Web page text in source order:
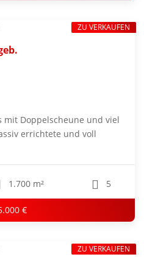
mit Doppelscheune und viel
errichtete und voll
1.700 m² 5
€
ZU VERKAUFEN
ZU VERKAUFEN